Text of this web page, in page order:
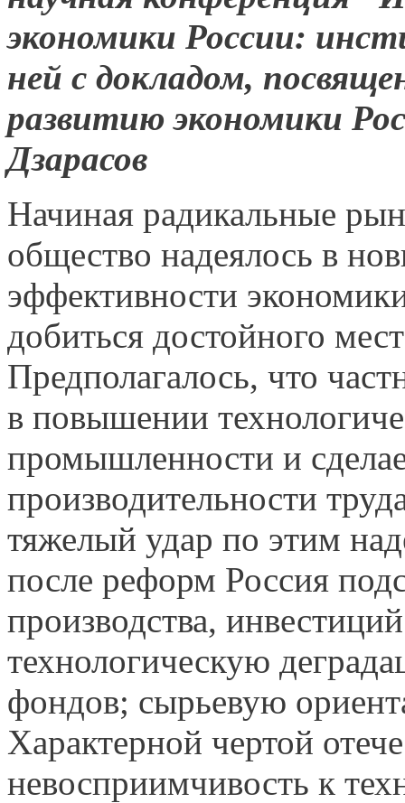
экономики России:
ней с докладом,
развитию экономики
Дзарасов
Начиная радикальные
общество надеялось в
эффективности
добиться достойного
Предполагалось, что
в повышении
промышленности и
производительности
тяжелый удар по этим
после реформ Россия
производства,
технологическую
фондов; сырьевую
Характерной чертой
невосприимчивость к